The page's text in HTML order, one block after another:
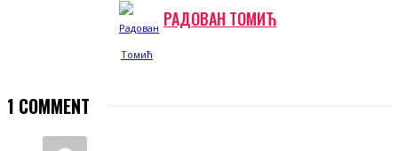
РАДОВАН ТОМИЋ
1 COMMENT